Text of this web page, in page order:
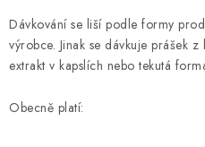
Dávkování se liší podle formy
výrobce. Jinak se dávkuje prášek
extrakt v kapslích nebo tekutá
Obecně platí: